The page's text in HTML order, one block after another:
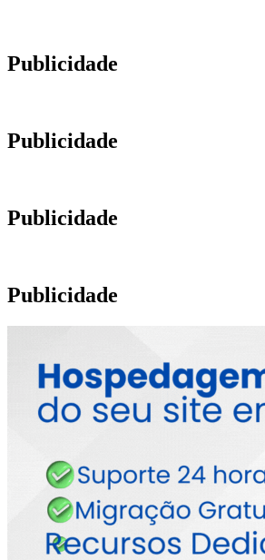
Publicidade
Publicidade
Publicidade
Publicidade